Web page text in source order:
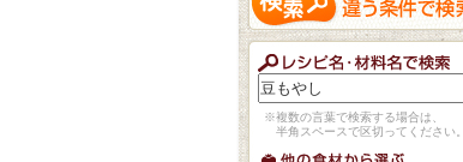
※複数の言葉で検索する場合は、
半角スペースで区切ってください。